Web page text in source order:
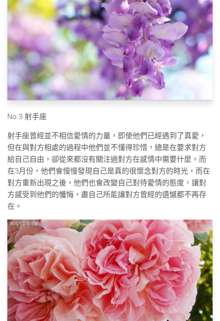
No.3 射手座
射手座曾經並不相信愛情的力量，即使他們已經遇到了真愛，
但在與對方相處的過程中他們並不懂得珍惜，總是在要求對方
給自己自由，卻從來都沒有關注過對方在感情中需要什麼。而
在3月份，他們會慢慢發現自己是真的很懷念對方的時光，而在
對方重新出現之後，他們也會改變自己對待愛情的態度，讓對
方感受到他們的懺悔，盡自己所能讓對方曾經的遺憾都不再存
在。